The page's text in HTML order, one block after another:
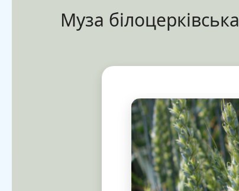
Муза білоцерківська